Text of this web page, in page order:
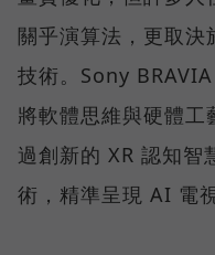
關乎演算法，更取決
技術。Sony
將軟體思維與硬體工
過創新的 XR 認知智
術，精準呈現 AI 電